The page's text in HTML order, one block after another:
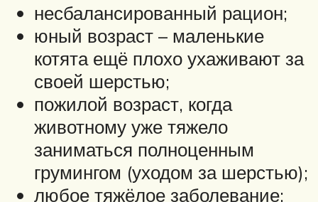
несбалансированный рацион;
юный возраст – маленькие
котята ещё плохо ухаживают за
своей шерстью;
пожилой возраст, когда
животному уже тяжело
заниматься полноценным
грумингом (уходом за шерстью);
любое тяжёлое заболевание;